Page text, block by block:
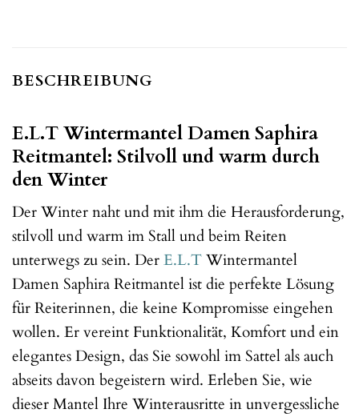
BESCHREIBUNG
E.L.T Wintermantel Damen Saphira
Reitmantel: Stilvoll und warm durch
den Winter
Der Winter naht und mit ihm die Herausforderung,
stilvoll und warm im Stall und beim Reiten
unterwegs zu sein. DerE.L.TWintermantel
Damen Saphira Reitmantel ist die perfekte Lösung
für Reiterinnen, die keine Kompromisse eingehen
wollen. Er vereint Funktionalität, Komfort und ein
elegantes Design, das Sie sowohl im Sattel als auch
abseits davon begeistern wird. Erleben Sie, wie
dieser Mantel Ihre Winterausritte in unvergessliche